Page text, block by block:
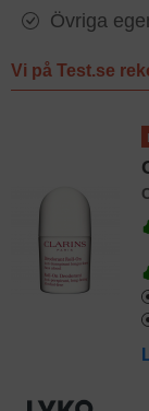
Övriga
Vi på Test.se